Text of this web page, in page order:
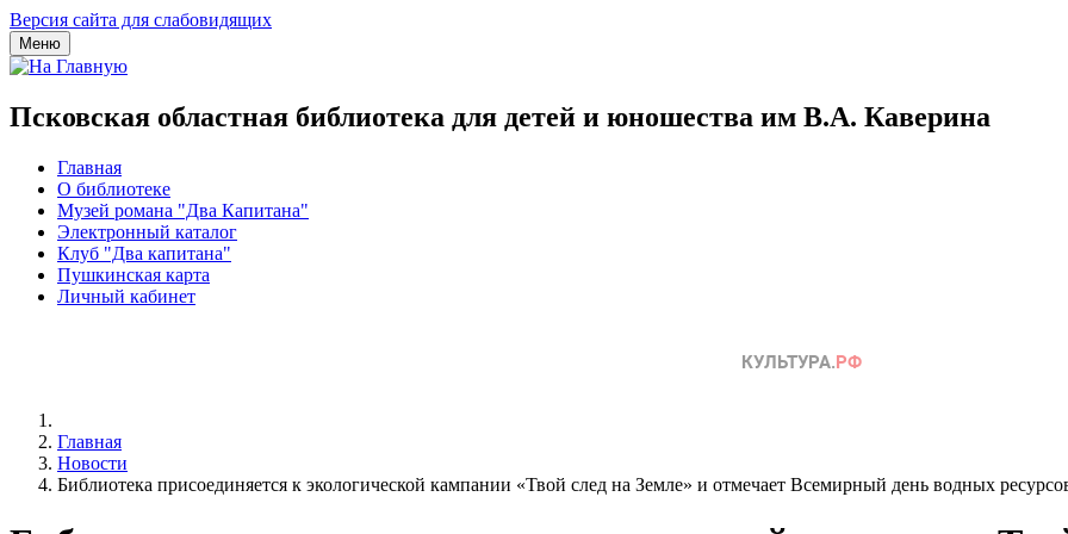
Версия сайта для слабовидящих
Меню
Псковская областная библиотека для детей и юношества им В.А. Каверина
Главная
О библиотеке
Музей романа "Два Капитана"
Электронный каталог
Клуб "Два капитана"
Пушкинская карта
Личный кабинет
Главная
Новости
Библиотека присоединяется к экологической кампании «Твой след на Земле» и отмечает Всемирный день водных